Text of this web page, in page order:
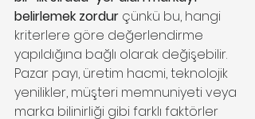
belirlemek zordur çünkü bu, hangi
kriterlere göre değerlendirme
yapıldığına bağlı olarak değişebilir.
Pazar payı, üretim hacmi, teknolojik
yenilikler, müşteri memnuniyeti veya
marka bilinirliği gibi farklı faktörler